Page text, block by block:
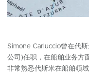
Simone Carluccio曾在代
公司)任职，在船舶业务方
非常熟悉代斯米在船舶领